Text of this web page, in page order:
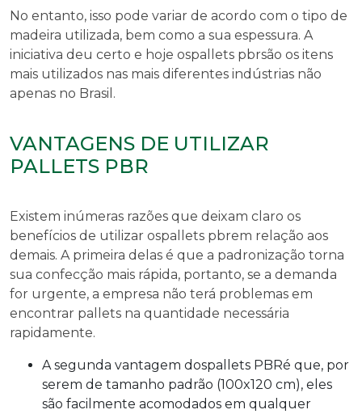
No entanto, isso pode variar de acordo com o tipo de
madeira utilizada, bem como a sua espessura. A
iniciativa deu certo e hoje ospallets pbrsão os itens
mais utilizados nas mais diferentes indústrias não
apenas no Brasil.
VANTAGENS DE UTILIZAR
PALLETS PBR
Existem inúmeras razões que deixam claro os
benefícios de utilizar ospallets pbrem relação aos
demais. A primeira delas é que a padronização torna
sua confecção mais rápida, portanto, se a demanda
for urgente, a empresa não terá problemas em
encontrar pallets na quantidade necessária
rapidamente.
A segunda vantagem dospallets PBRé que, por
serem de tamanho padrão (100x120 cm), eles
são facilmente acomodados em qualquer